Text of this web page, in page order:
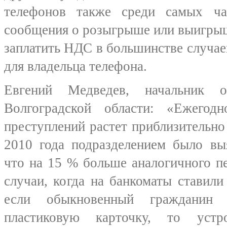
телефонов также среди самых
сообщения о розыгрыше или
заплатить НДС в большинстве
для владельца телефона.
Евгений Медведев,
Волгоградской области:
преступлений растет
2010 года подразделением было
что на 15 % больше аналогичного
случаи, когда на банкоматы
если обыкновенный гражданин
пластиковую карточку, то